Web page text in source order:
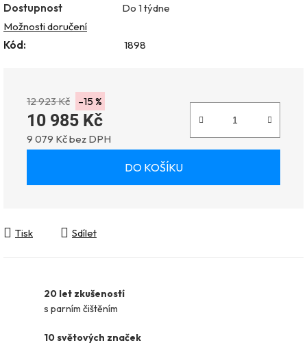
Dostupnost
Do 1 týdne
Možnosti doručení
Kód:
1898
12 923 Kč –15 %
10 985 Kč
9 079 Kč bez DPH
DO KOŠÍKU
Tisk Sdílet
20 let zkušeností
s parním čištěním
10 světových značek